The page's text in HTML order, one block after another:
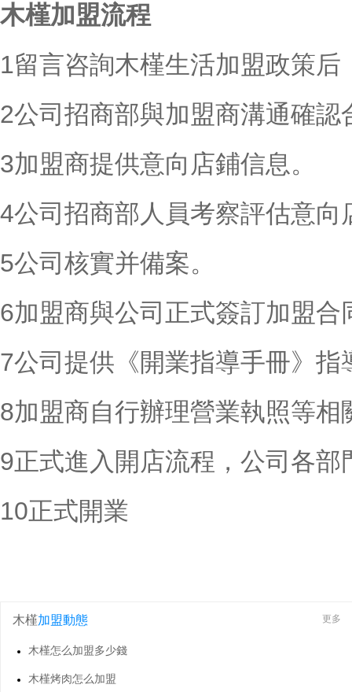
木槿加盟流程
1留言咨詢木槿生活加盟政策
2公司招商部與加盟商溝通確認
3加盟商提供意向店鋪信息。
4公司招商部人員考察評估意向
5公司核實并備案。
6加盟商與公司正式簽訂加盟
7公司提供《開業指導手冊》指
8加盟商自行辦理營業執照等相
9正式進入開店流程，公司各
10正式開業
木槿加盟動態 更多
木槿怎么加盟多少錢
木槿烤肉怎么加盟